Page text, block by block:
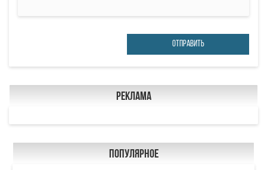
ОТПРАВИТЬ
Реклама
Популярное